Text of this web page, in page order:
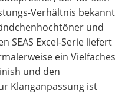
ein hochwertiges
vergoldete Anschlüsse
Amping für maximale
Verhältnis bekannt
und
SEAS Excel-Serie liefert
ein Vielfaches
und den
Klanganpassung ist